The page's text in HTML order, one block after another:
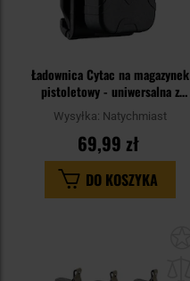
Ładownica Cytac na magazynek
pistoletowy - uniwersalna z
klipsem
Wysyłka: Natychmiast
69,99 zł
DO KOSZYKA